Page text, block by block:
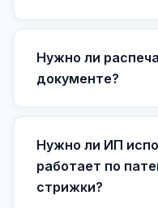
Нужно ли
документе?
Нужно ли ИП
работает по
стрижки?